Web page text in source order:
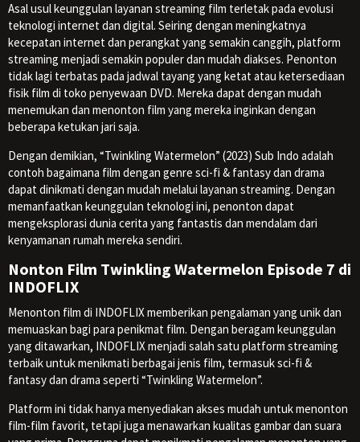
Asal usul keunggulan layanan streaming film terletak pada evolusi
teknologi internet dan digital. Seiring dengan meningkatnya
kecepatan internet dan perangkat yang semakin canggih, platform
streaming menjadi semakin populer dan mudah diakses. Penonton
tidak lagi terbatas pada jadwal tayang yang ketat atau ketersediaan
fisik film di toko penyewaan DVD. Mereka dapat dengan mudah
menemukan dan menonton film yang mereka inginkan dengan
beberapa ketukan jari saja.
Dengan demikian, “Twinkling Watermelon” (2023) Sub Indo adalah
contoh bagaimana film dengan genre sci-fi & fantasy dan drama
dapat dinikmati dengan mudah melalui layanan streaming. Dengan
memanfaatkan keunggulan teknologi ini, penonton dapat
mengeksplorasi dunia cerita yang fantastis dan mendalam dari
kenyamanan rumah mereka sendiri.
Nonton Film Twinkling Watermelon Episode 7 di
INDOFLIX
Menonton film di INDOFLIX memberikan pengalaman yang unik dan
memuaskan bagi para penikmat film. Dengan beragam keunggulan
yang ditawarkan, INDOFLIX menjadi salah satu platform streaming
terbaik untuk menikmati berbagai jenis film, termasuk sci-fi &
fantasy dan drama seperti “Twinkling Watermelon”.
Platform ini tidak hanya menyediakan akses mudah untuk menonton
film-film favorit, tetapi juga menawarkan kualitas gambar dan suara